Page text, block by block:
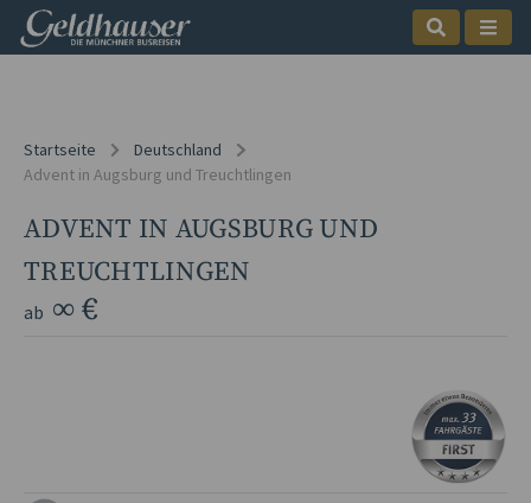
Startseite
Deutschland
Advent in Augsburg und Treuchtlingen
ADVENT IN AUGSBURG UND
TREUCHTLINGEN
ab ∞ €